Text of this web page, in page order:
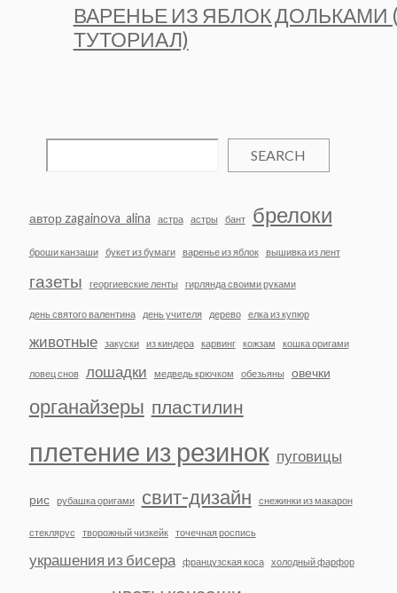
ВАРЕНЬЕ ИЗ ЯБЛОК ДОЛЬКАМИ
ТУТОРИАЛ)
SEARCH
автор zagainova_alina астра астры бант брелоки
броши канзаши букет из бумаги варенье из яблок вышивка из лент
газеты георгиевские ленты гирлянда своими руками
день святого валентина день учителя дерево елка из купюр
животные закуски из киндера карвинг кожзам кошка оригами
ловец снов лошадки медведь крючком обезьяны овечки
органайзеры пластилин
плетение из резинок пуговицы
рис рубашка оригами свит-дизайн снежинки из макарон
стеклярус творожный чизкейк точечная роспись
украшения из бисера французская коса холодный фарфор